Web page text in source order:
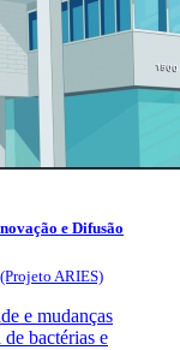
e Difusão
ARIES)
e mudanças
bactérias e